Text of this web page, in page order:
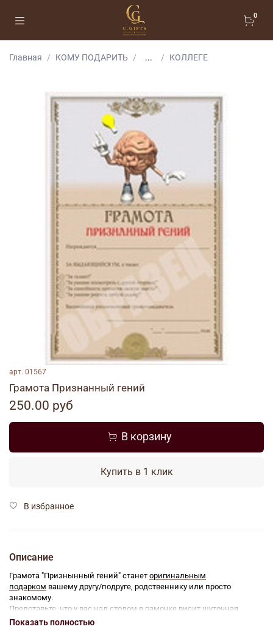
0
Главная КОМУ ПОДАРИТЬ ... КОЛЛЕГЕ
арт. 01567
Грамота Признанный гений
250.00 руб
В корзину
Купить в 1 клик
В избранное
Описание
Грамота "Признынный гений" станет оригинальным
подарком вашему другу/подруге, родственнику или просто
знакомому.
Представьте, что у вас над столом в рамочке висит шуточная
почетная грамота, в которой черным по белому написано, что вы -
Показать полностью